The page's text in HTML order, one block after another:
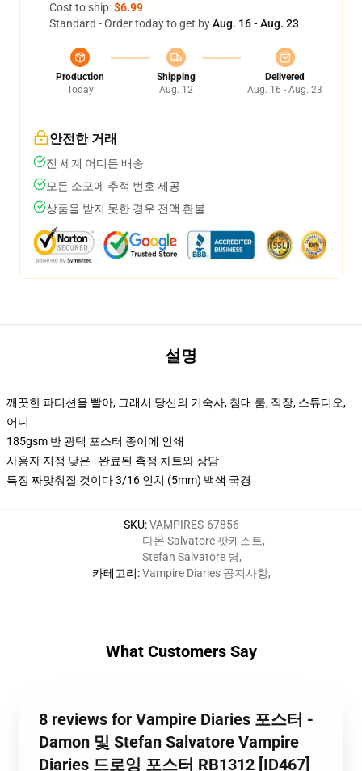
Cost to ship:$6.99
Standard - Order today to get byAug. 16 - Aug. 23
Production
Today
Shipping
Aug. 12
Delivered
Aug. 16 - Aug. 23
안전한 거래
전 세계 어디든 배송
모든 소포에 추적 번호 제공
상품을 받지 못한 경우 전액 환불
설명
깨끗한 파티션을 빨아, 그래서 당신의 기숙사, 침대 룸, 직장, 스튜디오,
어디
185gsm 반 광택 포스터 종이에 인쇄
사용자 지정 낮은 - 완료된 측정 차트와 상담
특징 짜맞춰질 것이다 3/16 인치 (5mm) 백색 국경
SKU:VAMPIRES-67856
카테고리:
다몬 Salvatore 팟캐스트,
Stefan Salvatore 병,
Vampire Diaries 공지사항,
What Customers Say
8 reviews for Vampire Diaries 포스터 -
Damon 및 Stefan Salvatore Vampire
Diaries 드로잉 포스터 RB1312 [ID467]